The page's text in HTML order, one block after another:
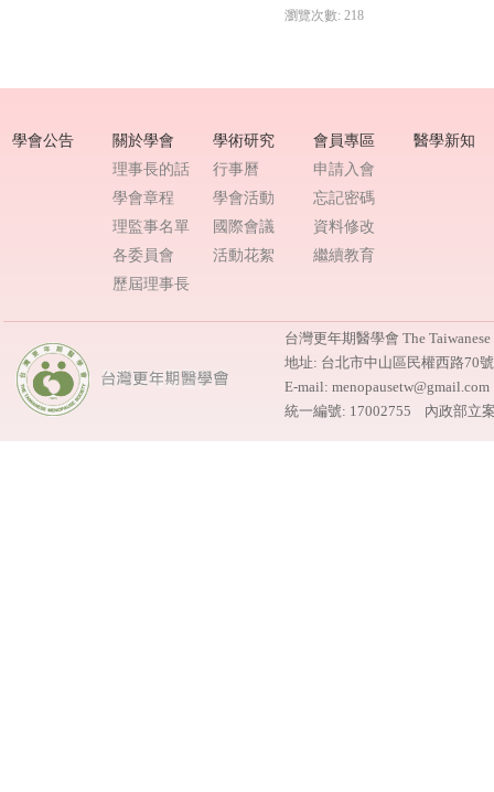
瀏覽次數: 218
學會公告
關於學會
理事長的話
學會章程
理監事名單
各委員會
歷屆理事長
學術研究
行事曆
學會活動
國際會議
活動花絮
會員專區
申請入會
忘記密碼
資料修改
繼續教育
醫學新知
台灣更年期醫學會 The
地址: 台北市中山區民權西路70
E-mail:
統一編號: 17002755 內政部立